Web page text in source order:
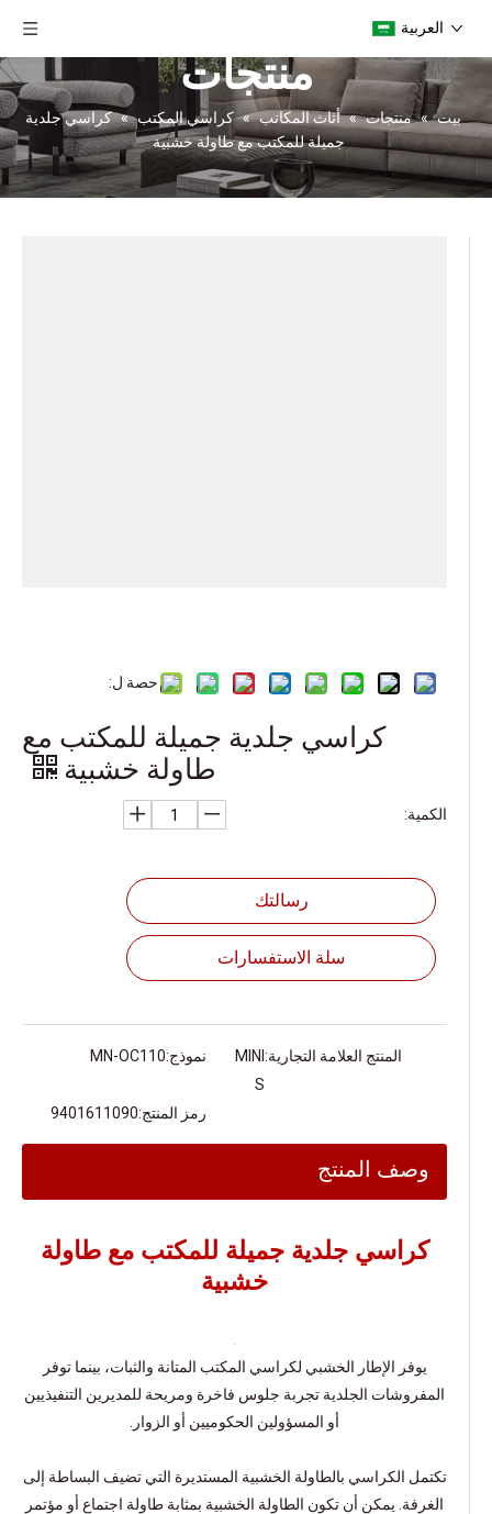
العربية
منتجات
بيت » منتجات » أثاث المكاتب » كراسي المكتب » كراسي جلدية
جميلة للمكتب مع طاولة خشبية
حصة ل:
كراسي جلدية جميلة للمكتب مع
طاولة خشبية
الكمية:
رسالتك
سلة الاستفسارات
نموذج:MN-OC110 المنتج العلامة التجارية: MINI
S
رمز المنتج:9401611090
وصف المنتج
كراسي جلدية جميلة للمكتب مع طاولة
خشبية
يوفر الإطار الخشبي لكراسي المكتب المتانة والثبات، بينما توفر
المفروشات الجلدية تجربة جلوس فاخرة ومريحة للمديرين التنفيذيين
أو المسؤولين الحكوميين أو الزوار.
تكتمل الكراسي بالطاولة الخشبية المستديرة التي تضيف البساطة إلى
الغرفة. يمكن أن تكون الطاولة الخشبية بمثابة طاولة اجتماع أو مؤتمر